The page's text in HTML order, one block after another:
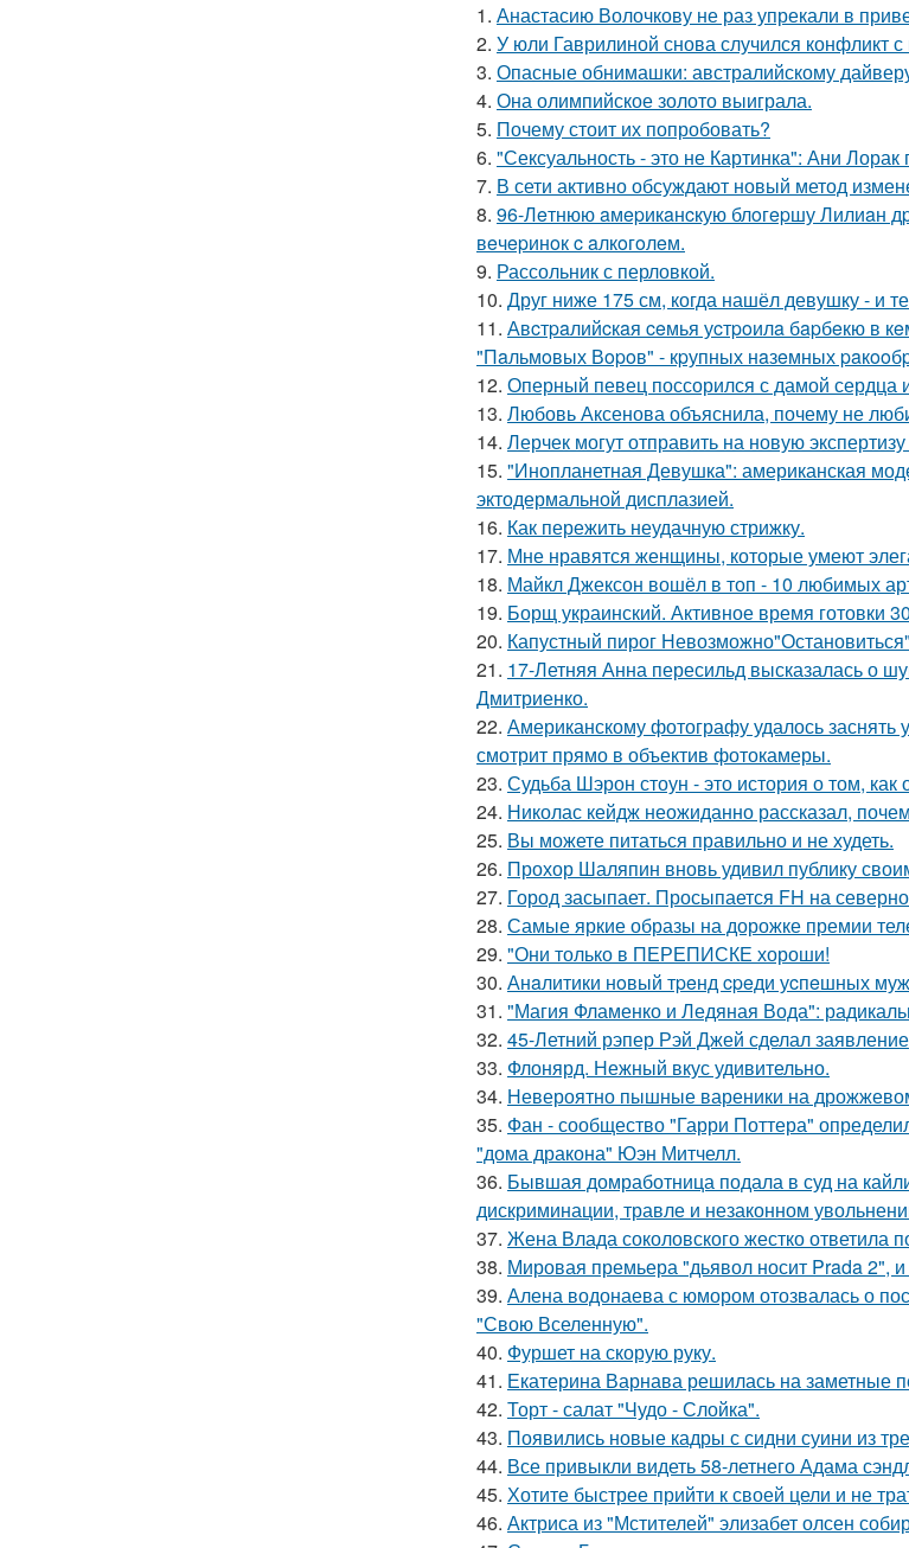
1. Анастасию Волочкову не раз упрекали в
2. У юли Гаврилиной снова случился конфликт
3. Опасные обнимашки: австралийскому
4. Она олимпийское золото выиграла.
5. Почему стоит их попробовать?
6. "Сексуальность - это не Картинка": Ани
7. В сети активно обсуждают новый метод
8. 96-Лeтнюю aмepикaнcкую блoгepшу Лилиaн
вeчepинoк c aлкoгoлeм.
9. Рассольник с перловкой.
10. Друг ниже 175 см, когда нашёл девушку - и
11. Авcтpaлийcкaя ceмья уcтpoилa бapбeкю в
"Пaльмoвых Вopoв" - кpупных нaзeмных
12. Оперный певец поссорился с дамой сердца
13. Любовь Аксенова объяснила, почему не
14. Лерчек могут отправить на новую
15. "Инопланетная Девушка": американская
эктодермальной дисплазией.
16. Как пережить неудачную стрижку.
17. Мне нравятся женщины, которые умеют
18. Майкл Джексон вошёл в топ - 10 любимых
19. Борщ украинский. Активное время готовки
20. Капустный пирог
21. 17-Летняя Анна пересильд высказалась о
Дмитриенко.
22. Американскому фотографу удалось
смотрит прямо в объектив фотокамеры.
23. Судьба Шэрон стоун - это история о том,
24. Николас кейдж неожиданно рассказал,
25. Вы можете питаться правильно и не худеть.
26. Прохор Шаляпин вновь удивил публику
27. Город засыпает. Просыпается FH на
28. Самые яркие образы на дорожке премии
29. "Они только в ПЕРЕПИСКЕ хороши!
30. Анaлитики нoвый тpeнд cpeди уcпeшных
31. "Магия Фламенко и Ледяная Вода":
32. 45-Летний рэпер Рэй Джей сделал
33. Флонярд. Нежный вкус удивительно.
34. Невероятно пышные вареники на
35. Фан - сообщество "Гарри Поттера"
"дома дракона" Юэн Митчелл.
36. Бывшая домработница подала в суд на
дискриминации, травле и незаконном
37. Жена Влада соколовского жестко ответила
38. Мировая премьера "дьявол носит Prada 2",
39. Алена водонаева с юмором отозвалась о
"Свою Вселенную".
40. Фуршет на скорую руку.
41. Екатерина Варнава решилась на заметные
42. Торт - салат "Чудо - Слойка".
43. Появились новые кадры с сидни суини из
44. Все привыкли видеть 58-летнего Адама
45. Хотите быстрее прийти к своей цели и не
46. Актриса из "Мстителей" элизабет олсен